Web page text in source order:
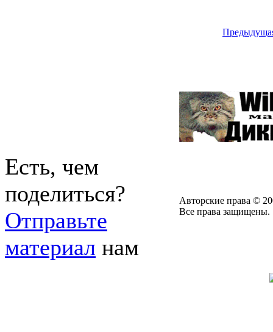
Есть, чем
поделиться?
Отправьте
материал нам
Авторские права ©
Все права защищены.